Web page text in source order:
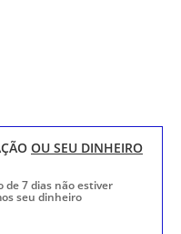
OU SEU DINHEIRO
de 7 dias não estiver
seu dinheiro